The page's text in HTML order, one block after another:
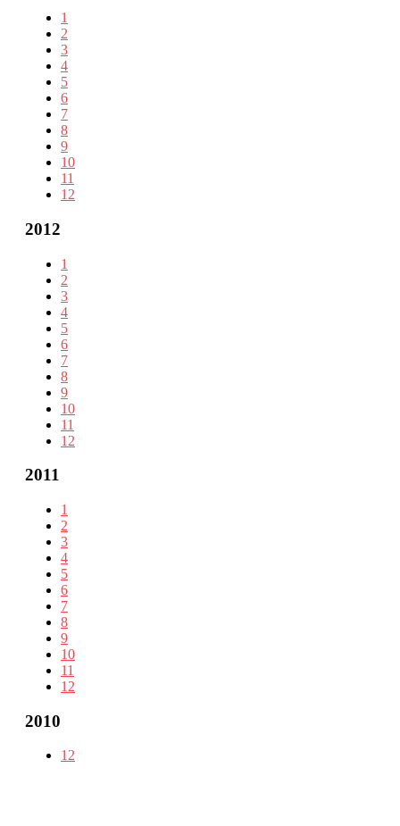
1
2
3
4
5
6
7
8
9
10
11
12
2012
1
2
3
4
5
6
7
8
9
10
11
12
2011
1
2
3
4
5
6
7
8
9
10
11
12
2010
12